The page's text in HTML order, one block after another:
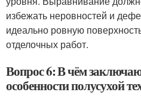
избежать неровностей и
идеально ровную
отделочных работ.
Вопрос 6: В чём
особенности полусухой